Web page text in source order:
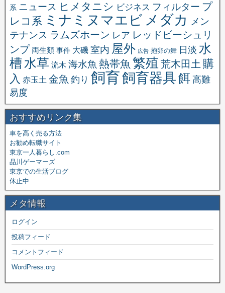
系 ニュース ヒメタニシ ビジネス フィルター プ
レコ系 ミナミヌマエビ メダカ
メン
テナンス ラムズホーン レア レッドビーシュリ
ンプ 両生類 事件 大磯 室内 屋外 広告 抱卵の舞 日淡 水
槽 水草 流木 海水魚 熱帯魚 繁殖 荒木田土 購
入 赤玉土 金魚 釣り 飼育飼育器具餌 高難
易度
おすすめリンク集
車を高く売る方法
お勧め転職サイト
東京一人暮らし.com
品川ゲーマーズ
東京での生活ブログ
休止中
メタ情報
ログイン
投稿フィード
コメントフィード
WordPress.org